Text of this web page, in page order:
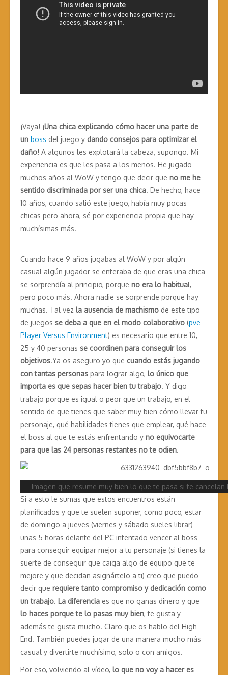
¡Vaya! ¡Una chica explicando cómo hacer una parte de
un boss del juego y dando consejos para optimizar el
daño! A algunos les explotará la cabeza, supongo. Mi
experiencia es que les pasa a los menos. He jugado
muchos años al WoW y tengo que decir que no me he
sentido discriminada por ser una chica. De hecho, hace
10 años, cuando salió este juego, había muy pocas
chicas pero ahora, sé por experiencia propia que hay
muchísimas más.
Cuando hace 9 años jugabas al WoW y por algún
casual algún jugador se enteraba de que eras una chica
se sorprendía al principio, porque no era lo habitual,
pero poco más. Ahora nadie se sorprende porque hay
muchas. Tal vez la ausencia de machismo de este tipo
de juegos se deba a que en el modo colaborativo (pve-
Player Versus Environment) es necesario que entre 10,
25 y 40 personas se coordinen para conseguir los
objetivos.Ya os aseguro yo que cuando estás jugando
con tantas personas para lograr algo, lo único que
importa es que sepas hacer bien tu trabajo. Y digo
trabajo porque es igual o peor que un trabajo, en el
sentido de que tienes que saber muy bien cómo llevar tu
personaje, qué habilidades tienes que emplear, qué hace
el boss al que te estás enfrentando y no equivocarte
para que las 24 personas restantes no te odien.
Imagen que resume muy bien lo que te pasa si te
Si a esto le sumas que estos encuentros están
planificados y que te suelen suponer, como poco, estar
de domingo a jueves (viernes y sábado sueles librar)
unas 5 horas delante del PC intentado vencer al boss
para conseguir equipar mejor a tu personaje (si tienes la
suerte de conseguir que caiga algo de equipo que te
mejore y que decidan asignártelo a ti) creo que puedo
decir que requiere tanto compromiso y dedicación como
un trabajo. La diferencia es que no ganas dinero y que
lo haces porque te lo pasas muy bien, te gusta y
además te gusta mucho. Claro que os hablo del High
End. También puedes jugar de una manera mucho más
casual y divertirte muchísimo, solo o con amigos.
Por eso, volviendo al vídeo, lo que no voy a hacer es